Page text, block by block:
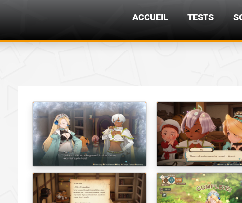
ACCUEIL TESTS